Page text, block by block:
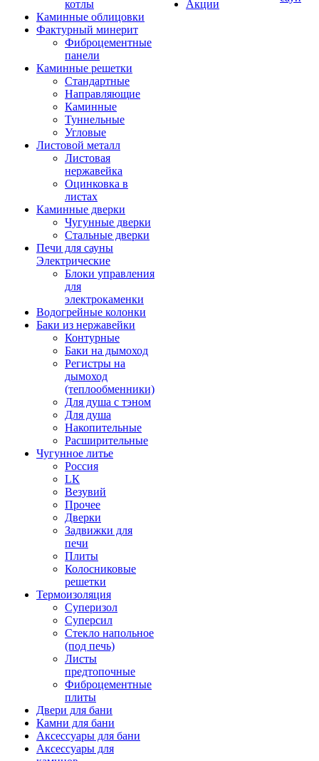
котлы
Каминные облицовки
Фактурный минерит
Фиброцементные
панели
Каминные решетки
Стандартные
Направляющие
Каминные
Туннельные
Угловые
Листовой металл
Листовая
нержавейка
Оцинковка в
листах
Каминные дверки
Чугунные дверки
Стальные дверки
Печи для сауны
Электрические
Блоки управления
для
электрокаменки
Водогрейные колонки
Баки из нержавейки
Контурные
Баки на дымоход
Регистры на
дымоход
(теплообменники)
Для душа с тэном
Для душа
Накопительные
Расширительные
Чугунное литье
Россия
LК
Везувий
Прочее
Дверки
Задвижки для
печи
Плиты
Колосниковые
решетки
Термоизоляция
Суперизол
Суперсил
Стекло напольное
(под печь)
Листы
предтопочные
Фиброцементные
плиты
Двери для бани
Камни для бани
Аксессуары для бани
Аксессуары для
Акции